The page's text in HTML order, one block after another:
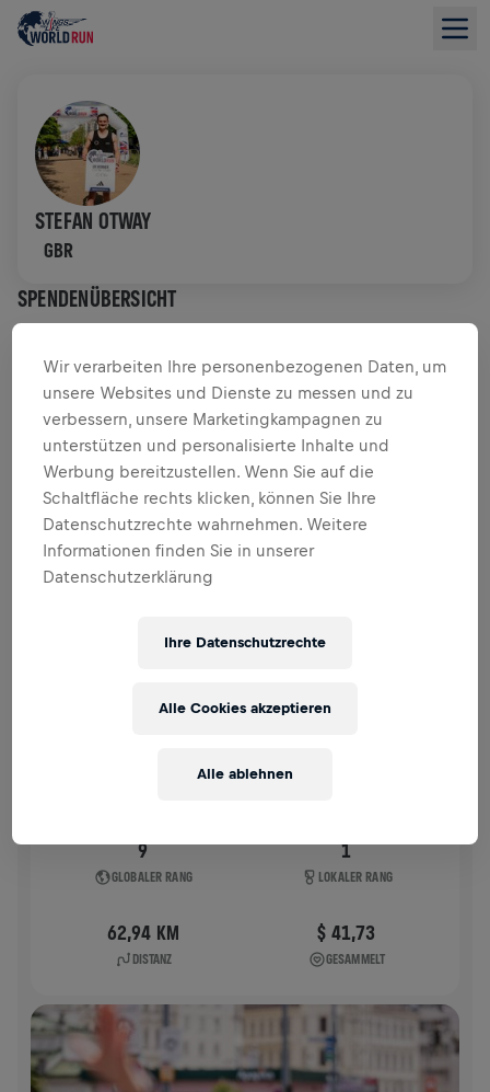
STEFAN OTWAY
GBR
SPENDENÜBERSICHT
$ 0,00 GESAMMELT VON $ 0,00 ZIEL
SPENDENAKTION SPENDEN
Deine Spende macht den Unterschied! 100 % davon
fließen in die Rückenmarksforschung.
VERGANGENE TEILNAHMEN
10. Mai 2026
9
GLOBALER RANG
1
LOKALER RANG
62,94 KM
DISTANZ
$ 41,73
GESAMMELT
Wir verarbeiten Ihre personenbezogenen Daten, um
unsere Websites und Dienste zu messen und zu
verbessern, unsere Marketingkampagnen zu
unterstützen und personalisierte Inhalte und
Werbung bereitzustellen. Wenn Sie auf die
Schaltfläche rechts klicken, können Sie Ihre
Datenschutzrechte wahrnehmen. Weitere
Informationen finden Sie in unserer
Datenschutzerklärung
Ihre Datenschutzrechte
Alle ablehnen
Alle Cookies akzeptieren